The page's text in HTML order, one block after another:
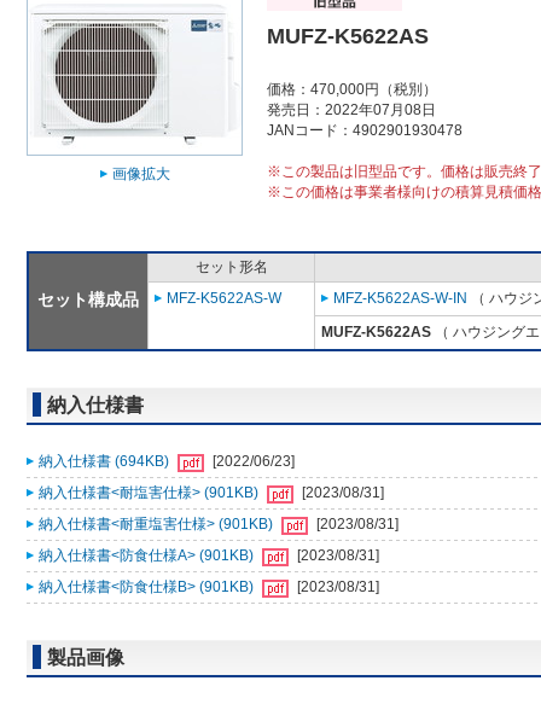
画像拡大
MUFZ-K5622AS
価格：470,000円（税別）
発売日：2022年07月08日
JANコード：4902901930478
※この製品は旧型品です。価格は販売終
※この価格は事業者様向けの積算見積価
セット構成品
セット形名
MFZ-K5622AS-W
MFZ-K5622AS-W-IN
（ ハウジ
MUFZ-K5622AS （ ハウジング
納入仕様書
納入仕様書 (694KB)
[2022/06/23]
納入仕様書<耐塩害仕様> (901KB)
[2023/08/31]
納入仕様書<耐重塩害仕様> (901KB)
[2023/08/31]
納入仕様書<防食仕様A> (901KB)
[2023/08/31]
納入仕様書<防食仕様B> (901KB)
[2023/08/31]
製品画像